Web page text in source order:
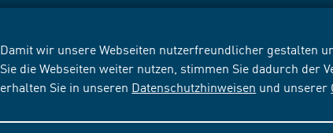
Damit wir unsere Webseiten nutzerfreundlicher gestalten
Sie die Webseiten weiter nutzen, stimmen Sie dadurch der
erhalten Sie in unseren Datenschutzhinweisen und unserer